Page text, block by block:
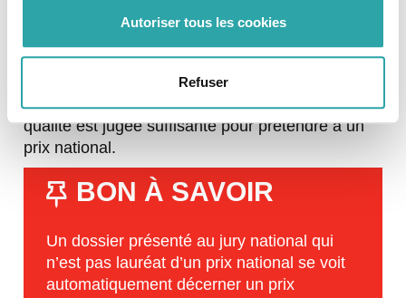
Autoriser tous les cookies
Refuser
Des jurys régionaux (ou interrégionaux) sont
(au maximum deux par département et parfois
aucun selon la qualité des dossiers) et de
proposer au jury national deux dossiers dont la
qualité est jugée suffisante pour prétendre à un
prix national.
BON À SAVOIR
Un dossier présenté au jury national qui
n’est pas lauréat d’un prix national se voit
automatiquement décerner un prix